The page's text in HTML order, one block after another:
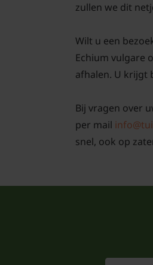
zullen we dit
Wilt u een
Echium vulgare
afhalen. U krijgt
Bij vragen over
per mail
snel, ook op